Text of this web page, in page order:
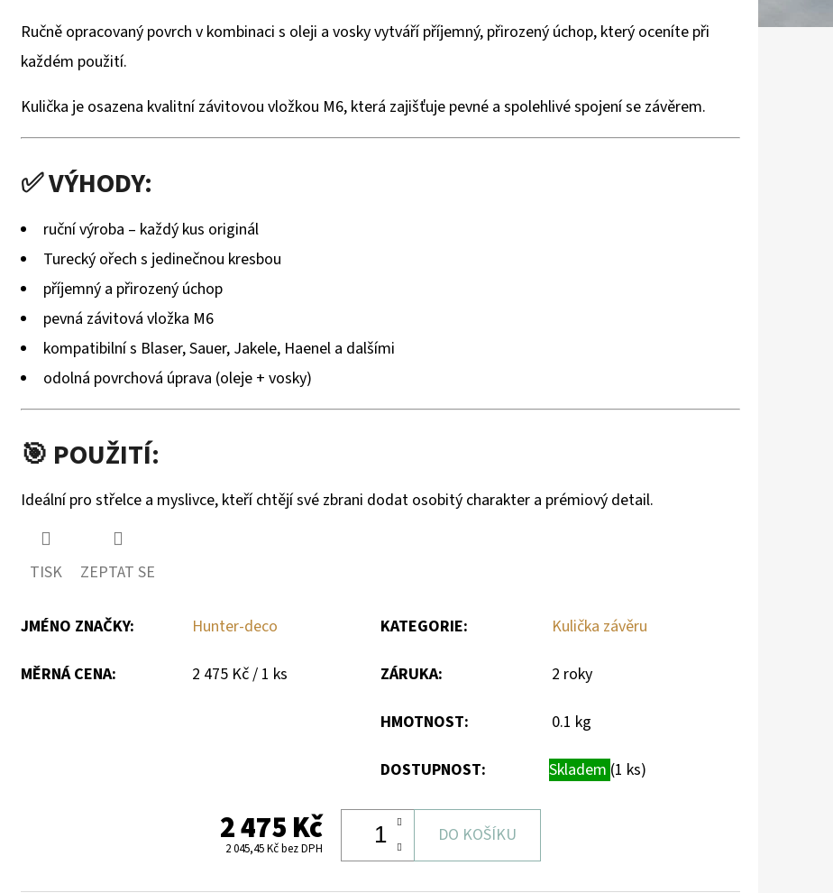
Ručně opracovaný povrch v kombinaci s oleji a vosky vytváří příjemný, přirozený úchop, který oceníte při
každém použití.
Kulička je osazena kvalitní závitovou vložkou M6, která zajišťuje pevné a spolehlivé spojení se závěrem.
✅ VÝHODY:
ruční výroba – každý kus originál
Turecký ořech s jedinečnou kresbou
příjemný a přirozený úchop
pevná závitová vložka M6
kompatibilní s Blaser, Sauer, Jakele, Haenel a dalšími
odolná povrchová úprava (oleje + vosky)
🎯 POUŽITÍ:
Ideální pro střelce a myslivce, kteří chtějí své zbrani dodat osobitý charakter a prémiový detail.
TISK ZEPTAT SE
JMÉNO ZNAČKY: Hunter-deco
MĚRNÁ CENA:
Měrná
2 475 Kč / 1 ks
KATEGORIE: Kulička závěru
ZÁRUKA: 2 roky
HMOTNOST: 0.1 kg
DOSTUPNOST: Skladem (1 ks)
2 475 Kč
2 045,45 Kč bez DPH
DO KOŠÍKU